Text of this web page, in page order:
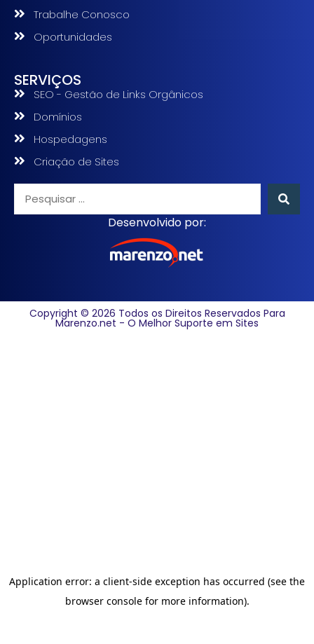
Trabalhe Conosco
Oportunidades
SERVIÇOS
SEO - Gestão de Links Orgânicos
Domínios
Hospedagens
Criação de Sites
Desenvolvido por:
Copyright © 2026 Todos os Direitos Reservados Para
Marenzo.net - O Melhor Suporte em Sites